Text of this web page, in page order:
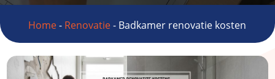
Home- Renovatie- Badkamer renovatie kosten